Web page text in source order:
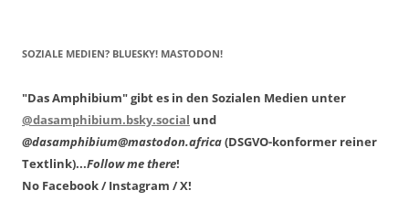
SOZIALE MEDIEN? BLUESKY! MASTODON!
"Das Amphibium" gibt es in den Sozialen Medien unter
@dasamphibium.bsky.social und
@dasamphibium@mastodon.africa(DSGVO-konformer reiner
Textlink)...Follow me there!
No Facebook / Instagram / X!